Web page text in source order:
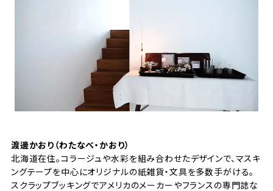
渡邊かおり（わたなべ・かおり）
北海道在住。コラージュや水彩を組み合わせたデザインで、マスキ
ングテープを中心にオリジナルの紙雑貨・文具を多数手がける。
スクラップブッキングでアメリカのメーカーやフランスの専門誌な